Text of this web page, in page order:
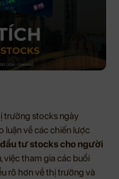
trường stocks ngày
luận về các chiến lược
đầu tư stocks cho người
việc tham gia các buổi
rõ hơn về thị trường và